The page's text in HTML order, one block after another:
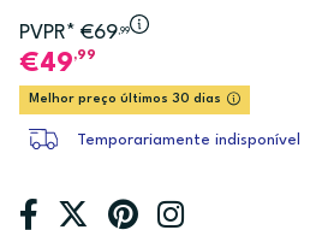
PVPR* €69,99
49,99
Melhor preço últimos 30 dias
Temporariamente indisponível